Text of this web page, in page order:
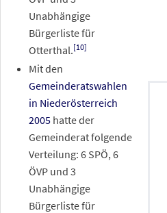
Unabhängige
Bürgerliste für
Otterthal.[10]
Mit den
Gemeinderatswahlen
in Niederösterreich
2005hatte der
Gemeinderat folgende
Verteilung: 6 SPÖ, 6
ÖVP und 3
Unabhängige
Bürgerliste für